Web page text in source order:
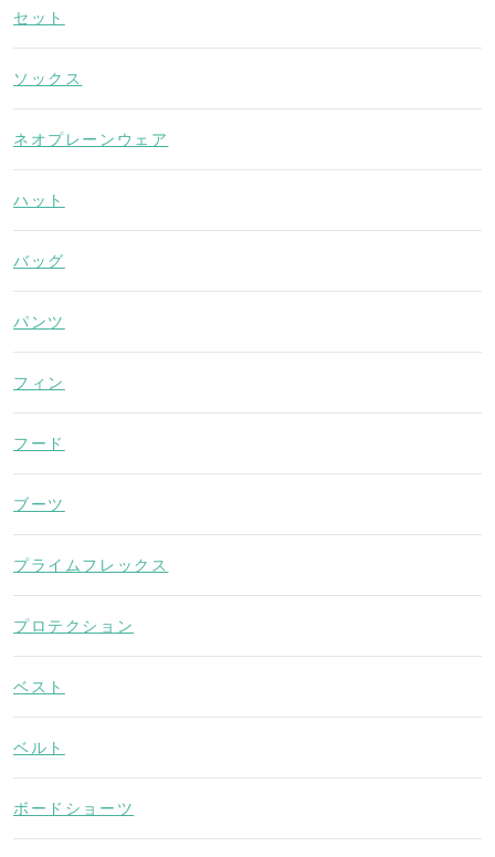
セット
ソックス
ネオプレーンウェア
ハット
バッグ
パンツ
フィン
フード
ブーツ
プライムフレックス
プロテクション
ベスト
ベルト
ボードショーツ